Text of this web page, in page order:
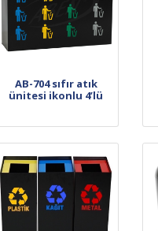
AB-704 sıfır atık
ünitesi ikonlu 4’lü